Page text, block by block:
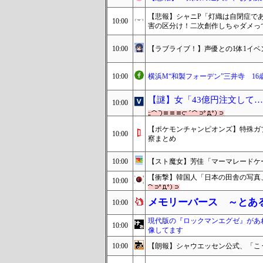
10:00
【悲報】シャニP「灯織は自閉症
害の区分け！二次創作しちゃダメ
10:00 【ラブライブ！】声優との1体1イ
10:00 横浜M“和製フォーデン”三井寺 16
10:00 【謎】女「43億円注文し
10:00
【ポケモンチャンピオンズ】特殊
察まとめ
10:00 【スト魔女】芳佳「マーマレードケ
10:00 【衝撃】韓国人「日本の田舎の写
10:00 メモリーバース ～とあ
10:00
現代版の『ロックマンエグゼ』が
像してます
10:00
【朗報】シャウエッセン公式、「